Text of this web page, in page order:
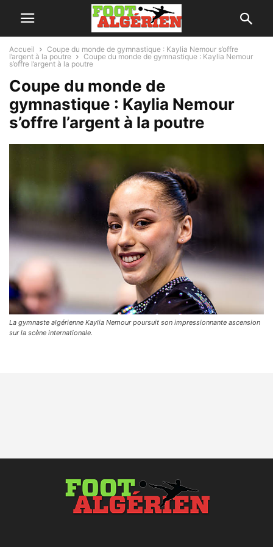
Accueil
Coupe du monde de gymnastique : Kaylia Nemour s’offre
l’argent à la poutre
Coupe du monde de gymnastique : Kaylia Nemour
s’offre l’argent à la poutre
Coupe du monde de
gymnastique : Kaylia Nemour
s’offre l’argent à la poutre
La gymnaste algérienne Kaylia Nemour poursuit son impressionnante ascension
sur la scène internationale.